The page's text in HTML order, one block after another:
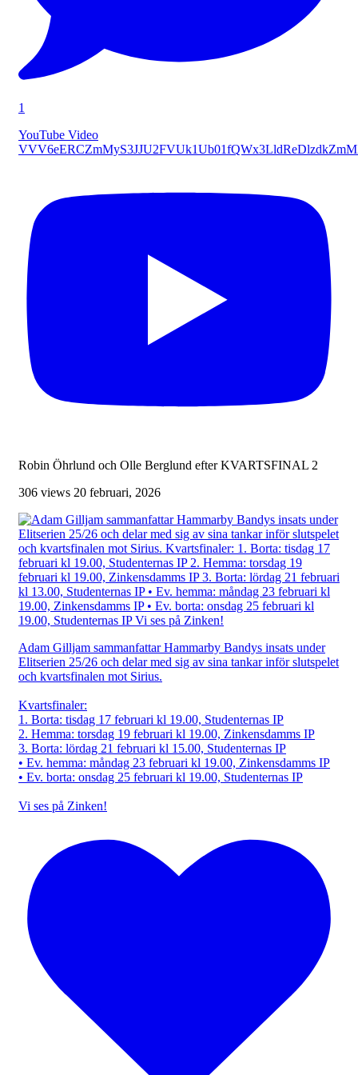
1
YouTube Video
Robin Öhrlund och Olle Berglund efter KVARTSFINAL 2
306 views 20 februari, 2026
Adam Gilljam sammanfattar Hammarby Bandys insats under
Elitserien 25/26 och delar med sig av sina tankar inför slutspelet
och kvartsfinalen mot Sirius.
Kvartsfinaler:
1. Borta: tisdag 17 februari kl 19.00, Studenternas IP
2. Hemma: torsdag 19 februari kl 19.00, Zinkensdamms IP
3. Borta: lördag 21 februari kl 15.00, Studenternas IP
• Ev. hemma: måndag 23 februari kl 19.00, Zinkensdamms IP
• Ev. borta: onsdag 25 februari kl 19.00, Studenternas IP
Vi ses på Zinken!